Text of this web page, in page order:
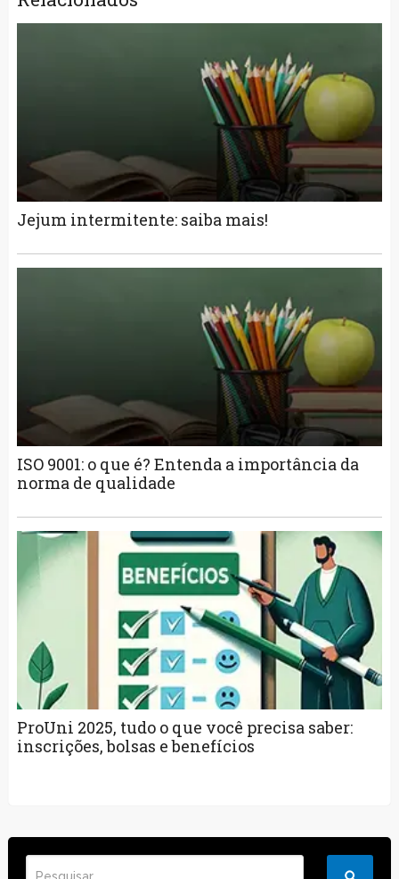
Jejum intermitente: saiba mais!
ISO 9001: o que é? Entenda a importância da
norma de qualidade
ProUni 2025, tudo o que você precisa saber:
inscrições, bolsas e benefícios